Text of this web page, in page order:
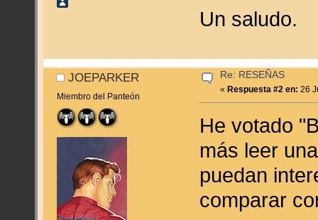
Un saludo.
JOEPARKER
Miembro del Panteón
Re: RESEÑAS
« Respuesta #2 en: 26
He votado
más leer
puedan
comparar